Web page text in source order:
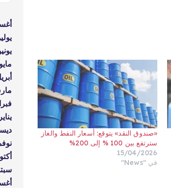
«صندوق النقد» يتوقع: أسعار النفط والغاز
سترتفع بين 100 % إلى 200%
15/04/2026
في "News"
يوليو
يونيو
مايو 2026
أبريل
مارس
فبراير
يناير 2026